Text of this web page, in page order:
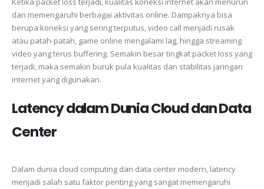
dan memengaruhi berbagai aktivitas online. Dampaknya bisa
berupa koneksi yang sering terputus, video call menjadi rusak
atau patah-patah, game online mengalami lag, hingga streaming
video yang terus buffering. Semakin besar tingkat packet loss yang
terjadi, maka semakin buruk pula kualitas dan stabilitas jaringan
internet yang digunakan.
Latency dalam Dunia Cloud dan Data
Center
Dalam dunia cloud computing dan data center modern, latency
menjadi salah satu faktor penting yang sangat memengaruhi